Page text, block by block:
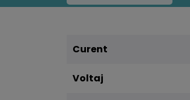
Curent
Voltaj